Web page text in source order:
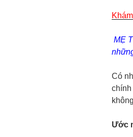
MẸ
Có
chính
Ước